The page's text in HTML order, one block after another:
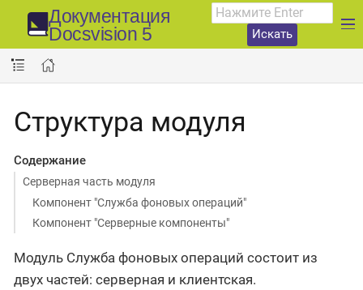
Документация
Docsvision 5
Искать
Структура модуля
Содержание
Серверная часть модуля
Компонент "Служба фоновых операций"
Компонент "Серверные компоненты"
Модуль Служба фоновых операций состоит из
двух частей: серверная и клиентская.